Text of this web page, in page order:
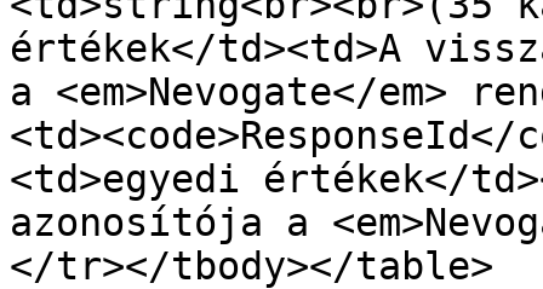
értékek</td><td>A
a <em>Nevogate</em>
<td>egyedi értékek</
azonosítója a
</tr></tbody></table>